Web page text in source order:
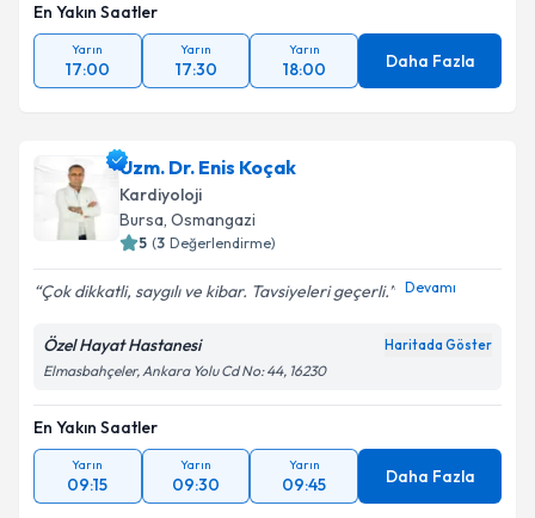
En Yakın Saatler
Yarın
17:00
Yarın
17:30
Yarın
18:00 Daha Fazla
Uzm. Dr. Enis Koçak
Kardiyoloji
Bursa, Osmangazi
5 (3 Değerlendirme)
Çok dikkatli, saygılı ve kibar. Tavsiyeleri geçerli. Devamı
Özel Hayat Hastanesi Haritada Göster
Elmasbahçeler, Ankara Yolu Cd No: 44, 16230
En Yakın Saatler
Yarın
09:15
Yarın
09:30
Yarın
09:45 Daha Fazla